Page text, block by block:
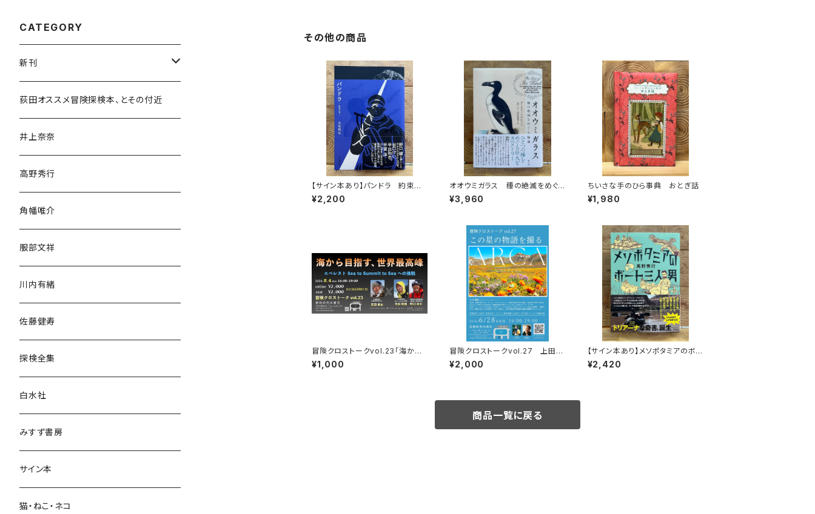
その他の商品
【サイン本あり】パンドラ 約束の
頂
¥2,200
オオウミガラス 種の絶滅をめぐる
物語
¥3,960
ちいさな手のひら事典 おとぎ話
¥1,980
冒険クロストークvol.23「海から
目指す、世界最高峰」録画視聴権
¥1,000
冒険クロストークvol.27 上田優
紀「この星の物語を撮る」録画視聴
権
¥2,000
【サイン本あり】メソポタミアのボ
ート三人男
¥2,420
商品一覧に戻る
CATEGORY
新刊
和書
文学・小説・物語
随筆・ノンフィクション・その他
民族・風習
言語・ことば
荻田オススメ冒険探検本、とその付近
井上奈奈
高野秀行
角幡唯介
服部文祥
川内有緒
佐藤健寿
探検全集
白水社
みすず書房
サイン本
猫・ねこ・ネコ